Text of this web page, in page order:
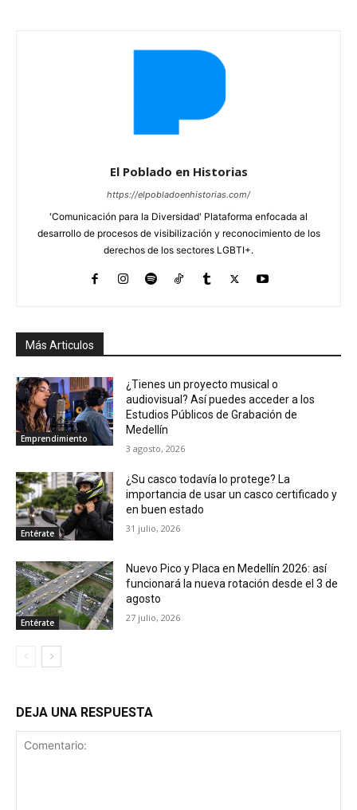
El Poblado en Historias
https://elpobladoenhistorias.com/
'Comunicación para la Diversidad' Plataforma enfocada al
desarrollo de procesos de visibilización y reconocimiento de los
derechos de los sectores LGBTI+.
Más Articulos
Emprendimiento
¿Tienes un proyecto musical o
audiovisual? Así puedes acceder a los
Estudios Públicos de Grabación de
Medellín
3 agosto, 2026
Entérate
¿Su casco todavía lo protege? La
importancia de usar un casco certificado y
en buen estado
31 julio, 2026
Entérate
Nuevo Pico y Placa en Medellín 2026: así
funcionará la nueva rotación desde el 3 de
agosto
27 julio, 2026
DEJA UNA RESPUESTA